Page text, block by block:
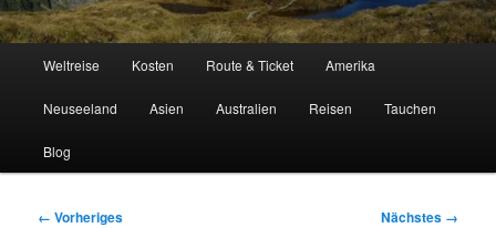
Weltreise Kosten Route & Ticket Amerika
Neuseeland Asien Australien Reisen Tauchen
Blog
Bilder-
← Vorheriges Nächstes →